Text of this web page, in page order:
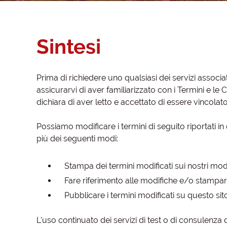
Sintesi
Prima di richiedere uno qualsiasi dei servizi
assicurarvi di aver familiarizzato con i Termini e le
dichiara di aver letto e accettato di essere
Possiamo modificare i termini di seguito riportati
più dei seguenti modi:
Stampa dei termini modificati sui nostri
Fare riferimento alle modifiche e/o
Pubblicare i termini modificati su questo
L'uso continuato dei servizi di test o di